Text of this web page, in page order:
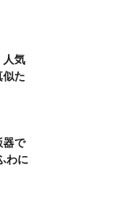
人気
似た
器で
わに